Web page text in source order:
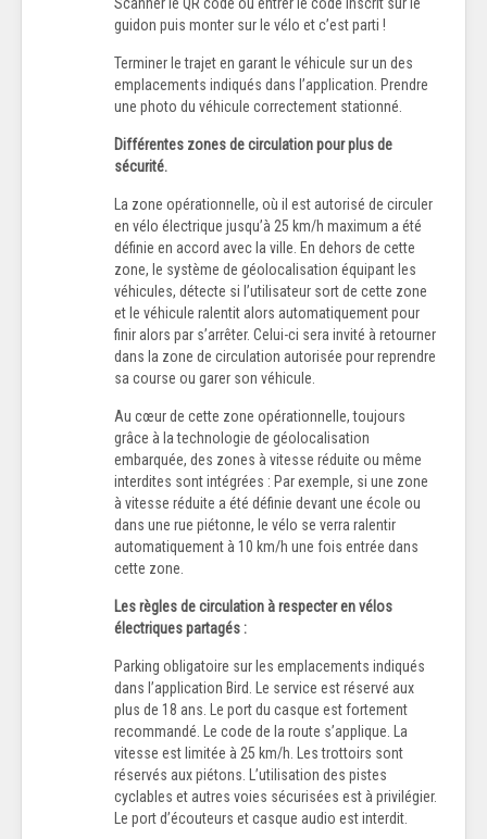
guidon puis monter sur le vélo et c’est parti !
Terminer le trajet en garant le véhicule sur un des
emplacements indiqués dans l’application. Prendre
une photo du véhicule correctement stationné.
Différentes zones de circulation pour plus de
sécurité.
La zone opérationnelle, où il est autorisé de circuler
en vélo électrique jusqu’à 25 km/h maximum a été
définie en accord avec la ville. En dehors de cette
zone, le système de géolocalisation équipant les
véhicules, détecte si l’utilisateur sort de cette zone
et le véhicule ralentit alors automatiquement pour
finir alors par s’arrêter. Celui-ci sera invité à retourner
dans la zone de circulation autorisée pour reprendre
sa course ou garer son véhicule.
Au cœur de cette zone opérationnelle, toujours
grâce à la technologie de géolocalisation
embarquée, des zones à vitesse réduite ou même
interdites sont intégrées : Par exemple, si une zone
à vitesse réduite a été définie devant une école ou
dans une rue piétonne, le vélo se verra ralentir
automatiquement à 10 km/h une fois entrée dans
cette zone.
Les règles de circulation à respecter en vélos
électriques partagés :
Parking obligatoire sur les emplacements indiqués
dans l’application Bird. Le service est réservé aux
plus de 18 ans. Le port du casque est fortement
recommandé. Le code de la route s’applique. La
vitesse est limitée à 25 km/h. Les trottoirs sont
réservés aux piétons. L’utilisation des pistes
cyclables et autres voies sécurisées est à privilégier.
Le port d’écouteurs et casque audio est interdit.